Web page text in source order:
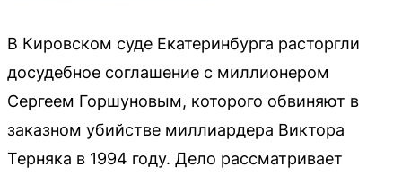
В Кировском суде Екатеринбурга расторгли
досудебное соглашение с миллионером
Сергеем Горшуновым, которого обвиняют в
заказном убийстве миллиардера Виктора
Терняка в 1994 году. Дело рассматривает